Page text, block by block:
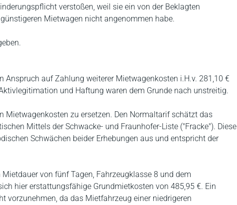
verstoßen, weil sie ein von der Beklagten
Mietwagen nicht angenommen habe.
Anspruch auf Zahlung weiterer Mietwagenkosten i.H.v. 281,10 €
und Haftung waren dem Grunde nach unstreitig.
Mietwagenkosten zu ersetzen. Den Normaltarif schätzt das
Mittels der Schwacke- und Fraunhofer-Liste ("Fracke"). Diese
Schwächen beider Erhebungen aus und entspricht der
von fünf Tagen, Fahrzeugklasse 8 und dem
hier erstattungsfähige Grundmietkosten von 485,95 €. Ein
vorzunehmen, da das Mietfahrzeug einer niedrigeren